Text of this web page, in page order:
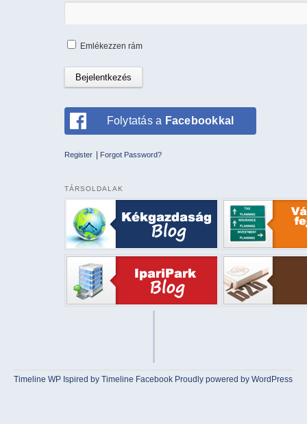
Emlékezzen rám
Folytatás a Facebookkal
Register Forgot Password?
TÁRSOLDALAK
Timeline WP Ispired byTimeline Facebook Proudly powered by WordPress